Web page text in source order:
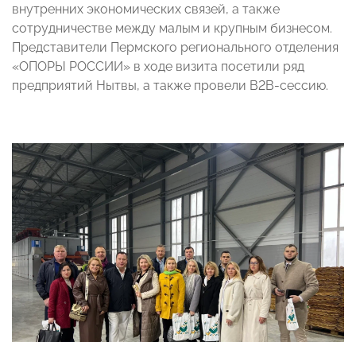
внутренних экономических связей, а также
сотрудничестве между малым и крупным бизнесом.
Представители Пермского регионального отделения
«ОПОРЫ РОССИИ» в ходе визита посетили ряд
предприятий Нытвы, а также провели B2B-сессию.